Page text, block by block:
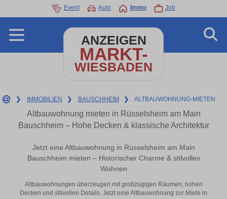
Event Auto Immo Job
ANZEIGEN
MARKT-
WIESBADEN
❯ IMMOBILIEN ❯ BAUSCHHEIM ❯ ALTBAUWOHNUNG-MIETEN
Altbauwohnung mieten in Rüsselsheim am Main
Bauschheim – Hohe Decken & klassische Architektur
Jetzt eine Altbauwohnung in Rüsselsheim am Main
Bauschheim mieten – Historischer Charme & stilvolles
Wohnen
Altbauwohnungen überzeugen mit großzügigen Räumen, hohen
Decken und stilvollen Details. Jetzt eine Altbauwohnung zur Miete in